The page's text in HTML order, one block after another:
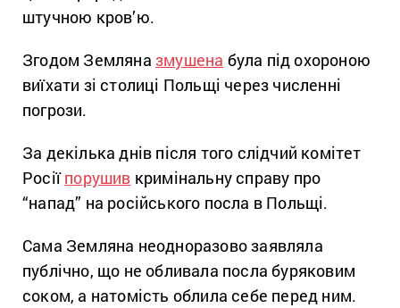
штучною кров’ю.
Згодом Земляна змушена була під охороною
виїхати зі столиці Польщі через численні
погрози.
За декілька днів після того слідчий комітет
Росіїпорушив кримінальну справу про
“напад” на російського посла в Польщі.
Сама Земляна неодноразово заявляла
публічно, що не обливала посла буряковим
соком, а натомість облила себе перед ним.